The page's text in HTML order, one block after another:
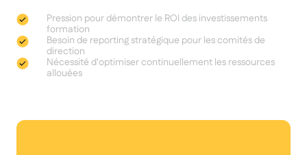
Pression pour démontrer le ROI des investissements
formation
Besoin de reporting stratégique pour les comités de
direction
Nécessité d'optimiser continuellement les ressources
allouées